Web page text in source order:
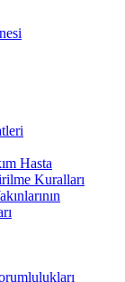
Hasta
Kuralları